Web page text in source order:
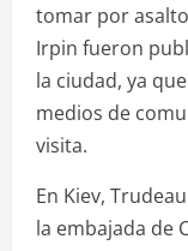
tomar por
Irpin fueron
la ciudad, ya
medios de
visita.
En Kiev,
la embajada de